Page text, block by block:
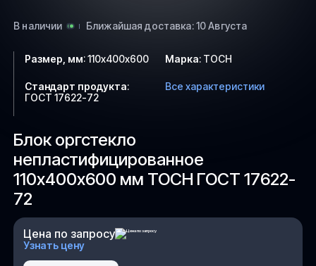
В наличии Ближайшая доставка: 10 Августа
Блок оргстекло
непластифицированное
110х400х600 мм ТОСН ГОСТ 17622-
72
Цена по запросу
Узнать цену
Размер, мм:110х400х600 Марка: ТОСН
Стандарт продукта:
ГОСТ 17622-72
Все характеристики